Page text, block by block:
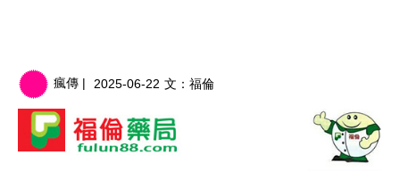
瘋傳 | 2025-06-22 文： 福倫